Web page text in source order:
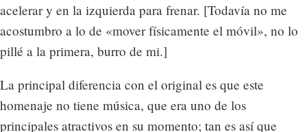
acelerar y en la izquierda para frenar. [Todavía no me
acostumbro a lo de «mover físicamente el móvil», no lo
pillé a la primera, burro de mi.]
La principal diferencia con el original es que este
homenaje no tiene música, que era uno de los
principales atractivos en su momento; tan es así que